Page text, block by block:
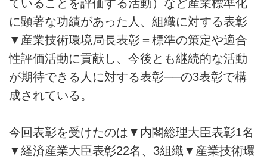
ていることを評価する活動）など産業標準化
に顕著な功績があった人、組織に対する表彰
▼産業技術環境局長表彰＝標準の策定や適合
性評価活動に貢献し、今後とも継続的な活動
が期待できる人に対する表彰──の3表彰で構
成されている。
今回表彰を受けたのは▼内閣総理大臣表彰1名
▼経済産業大臣表彰22名、3組織▼産業技術環